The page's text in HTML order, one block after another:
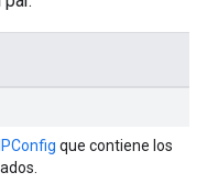
que contiene los